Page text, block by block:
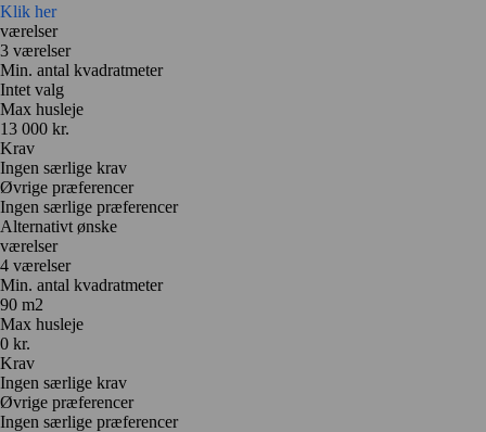
Klik her
værelser
3 værelser
Min. antal kvadratmeter
Intet valg
Max husleje
13 000 kr.
Krav
Ingen særlige krav
Øvrige præferencer
Ingen særlige præferencer
Alternativt ønske
værelser
4 værelser
Min. antal kvadratmeter
90 m2
Max husleje
0 kr.
Krav
Ingen særlige krav
Øvrige præferencer
Ingen særlige præferencer